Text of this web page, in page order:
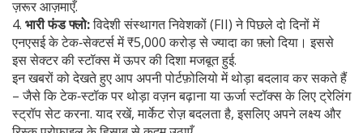
ज़रूर आज़माएँ.
4. भारी फंड फ्लो:विदेशी संस्थागत निवेशकों (FII) ने पिछले दो दिनों में
एनएसई के टेक‑सेक्टर्स में ₹5,000 करोड़ से ज्यादा का फ़्लो दिया। इससे
इस सेक्टर की स्टॉक्स में ऊपर की दिशा मजबूत हुई.
इन खबरों को देखते हुए आप अपनी पोर्टफ़ोलियो में थोड़ा बदलाव कर सकते हैं
– जैसे कि टेक‑स्टॉक पर थोड़ा वज़न बढ़ाना या ऊर्जा स्टॉक्स के लिए ट्रेलिंग
स्ट्रॉप सेट करना. याद रखें, मार्केट रोज़ बदलता है, इसलिए अपने लक्ष्य और